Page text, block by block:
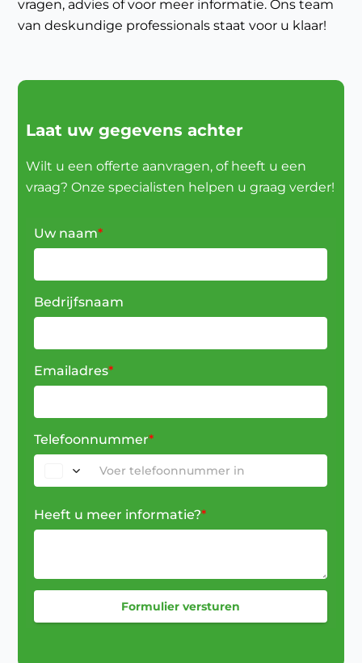
vragen, advies of voor meer informatie. Ons team
van deskundige professionals staat voor u klaar!
Laat uw gegevens achter
Wilt u een offerte aanvragen, of heeft u een
vraag? Onze specialisten helpen u graag verder!
Uw naam*
Bedrijfsnaam
Emailadres*
Telefoonnummer*
Heeft u meer informatie?*
Formulier versturen